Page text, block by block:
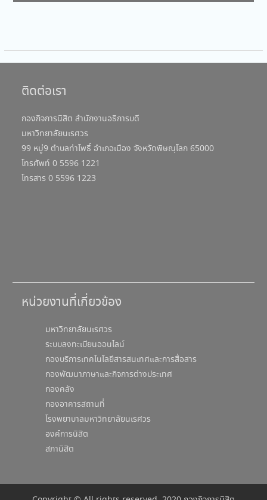
ติดต่อเรา
กองกิจการนิสิต สำนักงานอธิการบดี
มหาวิทยาลัยนเรศวร
99 หมู่9 ตำบลท่าโพธิ์ อำเภอเมือง จังหวัดพิษณุโลก 65000
โทรศัพท์ 0 5596 1221
โทรสาร 0 5596 1223
หน่วยงานที่เกี่ยวข้อง
มหาวิทยาลัยนเรศวร
ระบบลงทะเบียนออนไลน์
กองบริการเทคโนโลยีสารสนเทศและการสื่อสาร
กองพัฒนาภาษาและกิจการต่างประเทศ
กองคลัง
กองอาคารสถานที่
โรงพยาบาลมหาวิทยาลัยนเรศวร
องค์การนิสิต
สภานิสิต